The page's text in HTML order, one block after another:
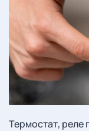
Термостат, реле